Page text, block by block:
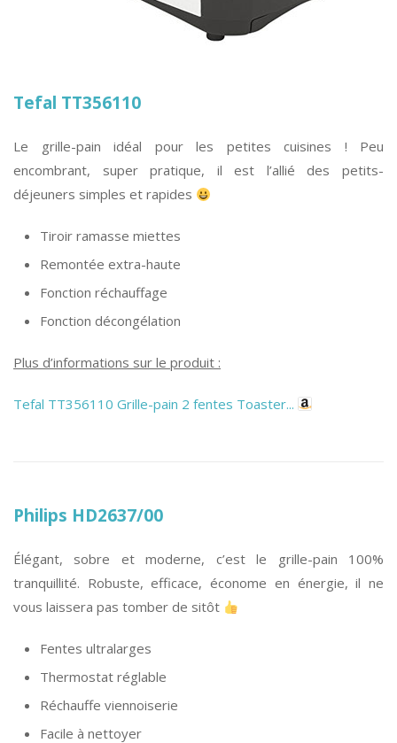
Tefal TT356110
Le grille-pain idéal pour les petites cuisines ! Peu
encombrant, super pratique, il est l’allié des petits-
déjeuners simples et rapides
Tiroir ramasse miettes
Remontée extra-haute
Fonction réchauffage
Fonction décongélation
Plus d’informations sur le produit :
Tefal TT356110 Grille-pain 2 fentes Toaster...
Philips HD2637/00
Élégant, sobre et moderne, c’est le grille-pain 100%
tranquillité. Robuste, efficace, économe en énergie, il ne
vous laissera pas tomber de sitôt
Fentes ultralarges
Thermostat réglable
Réchauffe viennoiserie
Facile à nettoyer